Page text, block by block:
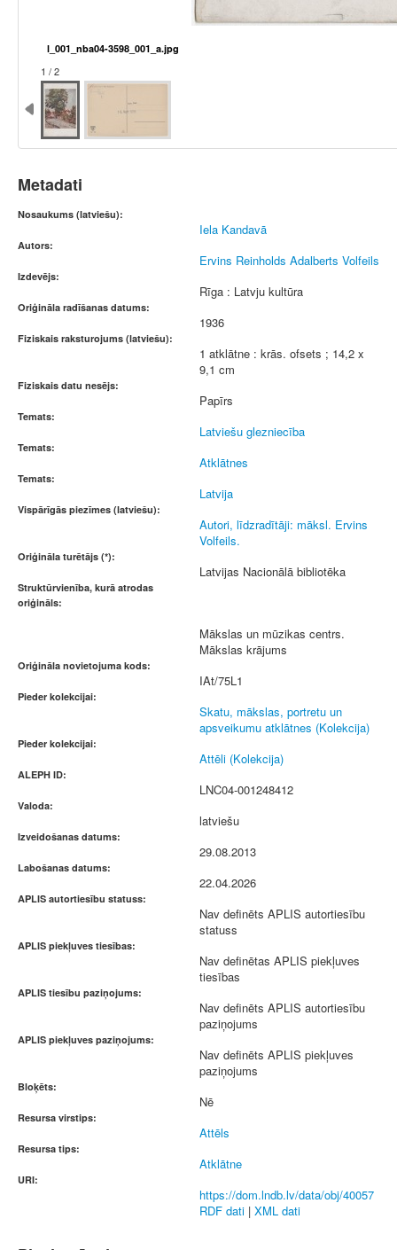
l_001_nba04-3598_001_a.jpg
1 / 2
Metadati
Nosaukums (latviešu):
Iela Kandavā
Autors:
Ervins Reinholds Adalberts Volfeils
Izdevējs:
Rīga : Latvju kultūra
Oriģināla radīšanas datums:
1936
Fiziskais raksturojums (latviešu):
1 atklātne : krās. ofsets ; 14,2 x
9,1 cm
Fiziskais datu nesējs:
Papīrs
Temats:
Latviešu glezniecība
Temats:
Atklātnes
Temats:
Latvija
Vispārīgās piezīmes (latviešu):
Autori, līdzradītāji: māksl. Ervins
Volfeils.
Oriģināla turētājs (*):
Latvijas Nacionālā bibliotēka
Struktūrvienība, kurā atrodas
oriģināls:
Mākslas un mūzikas centrs.
Mākslas krājums
Oriģināla novietojuma kods:
IAt/75L1
Pieder kolekcijai:
Skatu, mākslas, portretu un
apsveikumu atklātnes (Kolekcija)
Pieder kolekcijai:
Attēli (Kolekcija)
ALEPH ID:
LNC04-001248412
Valoda:
latviešu
Izveidošanas datums:
29.08.2013
Labošanas datums:
22.04.2026
APLIS autortiesību statuss:
Nav definēts APLIS autortiesību
statuss
APLIS piekļuves tiesības:
Nav definētas APLIS piekļuves
tiesības
APLIS tiesību paziņojums:
Nav definēts APLIS autortiesību
paziņojums
APLIS piekļuves paziņojums:
Nav definēts APLIS piekļuves
paziņojums
Bloķēts:
Nē
Resursa virstips:
Attēls
Resursa tips:
Atklātne
URI:
https://dom.lndb.lv/data/obj/40057
RDF dati | XML dati